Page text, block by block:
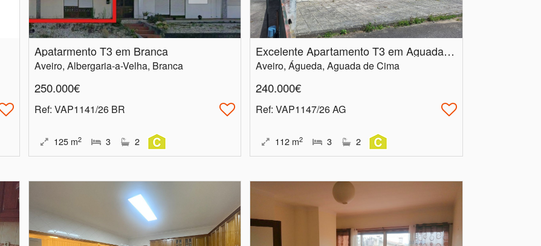
Apatarmento T3 em Branca
Aveiro, Albergaria-a-Velha, Branca
250.000€
Ref: VAP1141/26 BR
125 m2 3 2
Excelente Apartamento T3 em Aguada de Cima com Garagem Fechada e Churrasqueira
Aveiro, Águeda, Aguada de Cima
240.000€
Ref: VAP1147/26 AG
112 m2 3 2